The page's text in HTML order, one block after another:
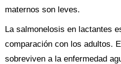
maternos son leves.
La salmonelosis en lactantes
comparación con los adultos.
sobreviven a la enfermedad